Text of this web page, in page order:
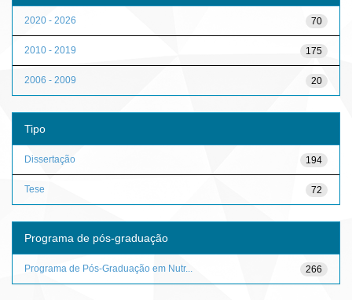
70
2020 - 2026
175
2010 - 2019
20
2006 - 2009
Tipo
194
Dissertação
72
Tese
Programa de pós-graduação
266
Programa de Pós-Graduação em Nutr...